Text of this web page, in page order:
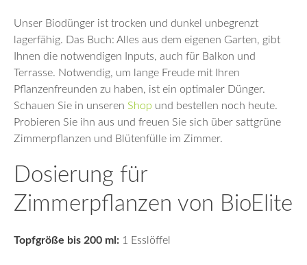
Unser Biodünger ist trocken und dunkel unbegrenzt
lagerfähig. Das Buch: Alles aus dem eigenen Garten, gibt
Ihnen die notwendigen Inputs, auch für Balkon und
Terrasse. Notwendig, um lange Freude mit Ihren
Pflanzenfreunden zu haben, ist ein optimaler Dünger.
Schauen Sie in unseren Shop und bestellen noch heute.
Probieren Sie ihn aus und freuen Sie sich über sattgrüne
Zimmerpflanzen und Blütenfülle im Zimmer.
Dosierung für
Zimmerpflanzen von BioElite
Topfgröße bis 200 ml: 1 Esslöffel